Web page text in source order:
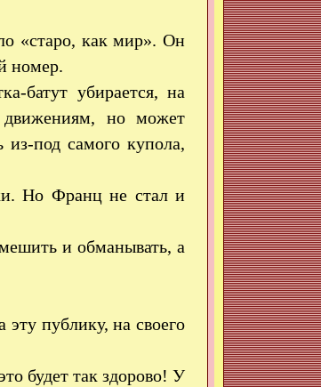
«старо, как мир». Он
номер.
батут убирается, на
движениям, но может
под самого купола,
Но Франц не стал и
и обманывать, а
публику, на своего
будет так здорово! У